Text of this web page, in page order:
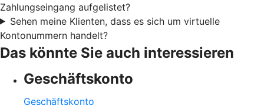
Zahlungseingang aufgelistet?
Sehen meine Klienten, dass es sich um virtuelle
Kontonummern handelt?
Das könnte Sie auch interessieren
Geschäftskonto
Geschäftskonto